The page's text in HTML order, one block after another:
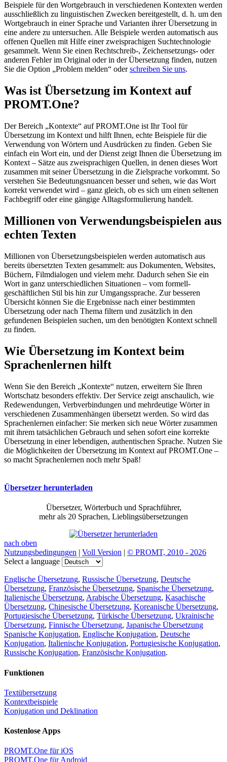
Beispiele für den Wortgebrauch in verschiedenen Kontexten werden
ausschließlich zu linguistischen Zwecken bereitgestellt, d. h. um den
Wortgebrauch in einer Sprache und Varianten ihrer Übersetzung in
eine andere zu untersuchen. Alle Beispiele werden automatisch aus
offenen Quellen mit Hilfe einer zweisprachigen Suchtechnologie
gesammelt. Wenn Sie einen Rechtschreib-, Zeichensetzungs- oder
anderen Fehler im Original oder in der Übersetzung finden, nutzen
Sie die Option „Problem melden“ oderschreiben Sie uns.
Was ist Übersetzung im Kontext auf
PROMT.One?
Der Bereich „Kontexte“ auf PROMT.One ist Ihr Tool für
Übersetzung im Kontext und hilft Ihnen, echte Beispiele für die
Verwendung von Wörtern und Ausdrücken zu finden. Geben Sie
einfach ein Wort ein, und der Dienst zeigt Ihnen die Übersetzung im
Kontext – Sätze aus zweisprachigen Quellen, in denen dieses Wort
zusammen mit seiner Übersetzung in die Zielsprache vorkommt. So
verstehen Sie Bedeutungsnuancen besser und sehen, wie das Wort
korrekt verwendet wird – ganz gleich, ob es sich um einen seltenen
Fachbegriff oder eine gängige Alltagsformulierung handelt.
Millionen von Verwendungsbeispielen aus
echten Texten
Millionen von Übersetzungsbeispielen werden automatisch aus
bereits übersetzten Texten gesammelt: aus Dokumenten, Websites,
Büchern, Filmdialogen und vielem mehr. Dadurch sehen Sie ein
Wort in ganz unterschiedlichen Situationen – vom formell-
geschäftlichen Stil bis hin zur Umgangssprache. Zur besseren
Übersicht können Sie die Ergebnisse nach einer bestimmten
Übersetzung oder nach Thema filtern und zusätzlich in den
gefundenen Beispielen suchen, um den benötigten Kontext schnell
zu finden.
Wie Übersetzung im Kontext beim
Sprachenlernen hilft
Wenn Sie den Bereich „Kontexte“ nutzen, erweitern Sie Ihren
Wortschatz besonders effektiv. Der Service zeigt anschaulich, wie
Redewendungen, Verbverbindungen und mehrdeutige Wörter in
verschiedenen Zusammenhängen übersetzt werden. So wird das
Sprachenlernen einfacher: Sie merken sich neue Wörter zusammen
mit ihrem tatsächlichen Gebrauch und sehen sofort eine korrekte
Übersetzung in einer lebendigen, authentischen Sprache. Nutzen Sie
die Möglichkeiten der Übersetzung im Kontext auf PROMT.One –
so macht Sprachenlernen noch mehr Spaß!
Übersetzer herunterladen
Übersetzer, Wörterbuch und Sprachführer,
mehr als 20 Sprachen, Lieblingsübersetzungen
nach oben
Nutzungsbedingungen | Voll Version | © PROMT, 2010 - 2026
Select a language
Englische Übersetzung, Russische Übersetzung, Deutsche
Übersetzung, Französische Übersetzung, Spanische Übersetzung,
Italienische Übersetzung, Arabische Übersetzung, Kasachische
Übersetzung, Chinesische Übersetzung, Koreanische Übersetzung,
Portugiesische Übersetzung, Türkische Übersetzung, Ukrainische
Übersetzung, Finnische Übersetzung, Japanische Übersetzung
Spanische Konjugation, Englische Konjugation, Deutsche
Konjugation, Italienische Konjugation, Portugiesische Konjugation,
Russische Konjugation, Französische Konjugation.
Funktionen
Textübersetzung
Kontextbeispiele
Konjugation und Deklination
Kostenlose Apps
PROMT.One für iOS
PROMT.One für Android